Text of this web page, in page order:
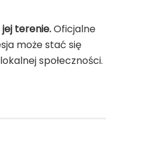
terenie.Oficjalne
może stać się
społeczności.